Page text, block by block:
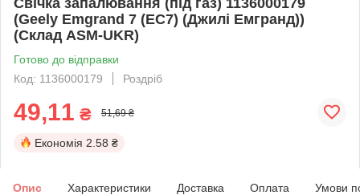
(Geely Emgrand 7 (EC7) (Джилі Емгранд))
(Склад ASM-UKR)
Готово до відправки
Код: 1136000179
Роздріб
49,11 ₴ 51,69 ₴
Економія 2.58 ₴
Опис Характеристики Доставка Оплата Умови